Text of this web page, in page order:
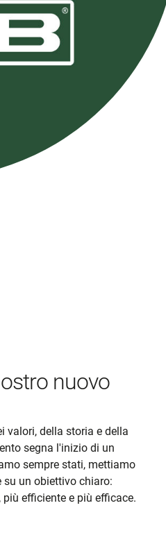
nuovo
valori, della storia e della
segna l'inizio di un
sempre stati, mettiamo
un obiettivo chiaro:
efficiente e più efficace.